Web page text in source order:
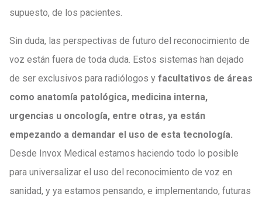
supuesto, de los pacientes.
Sin duda, las perspectivas de futuro del reconocimiento de
voz están fuera de toda duda. Estos sistemas han dejado
de ser exclusivos para radiólogos y facultativos de áreas
como anatomía patológica, medicina interna,
urgencias u oncología, entre otras, ya están
empezando a demandar el uso de esta tecnología.
Desde Invox Medical estamos haciendo todo lo posible
para universalizar el uso del reconocimiento de voz en
sanidad, y ya estamos pensando, e implementando, futuras